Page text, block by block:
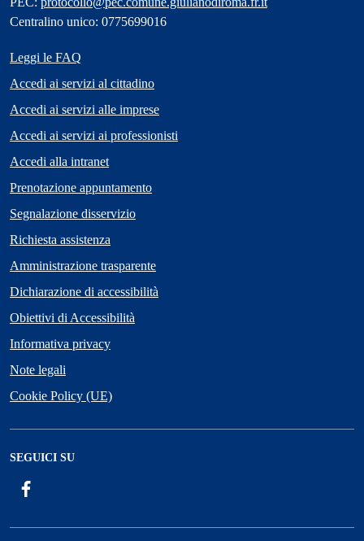
Centralino unico: 0775699016
Leggi le FAQ
Accedi ai servizi al cittadino
Accedi ai servizi alle imprese
Accedi ai servizi ai professionisti
Accedi alla intranet
Prenotazione appuntamento
Segnalazione disservizio
Richiesta assistenza
Amministrazione trasparente
Dichiarazione di accessibilità
Obiettivi di Accessibilità
Informativa privacy
Note legali
Cookie Policy (UE)
SEGUICI SU